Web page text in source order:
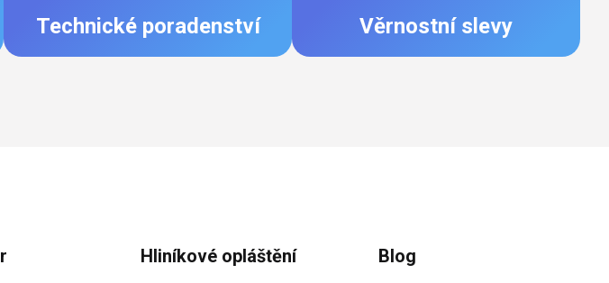
Technické poradenství Věrnostní slevy
Hliníkové opláštění Blog